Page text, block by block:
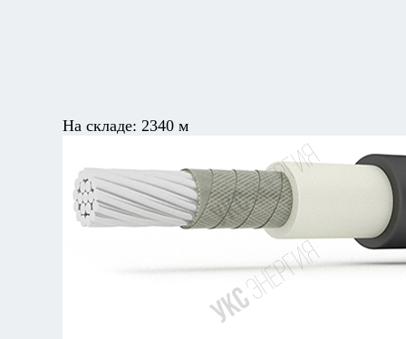
На складе: 2340 м